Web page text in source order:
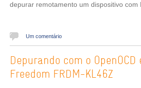
depurar remotamento um dispositivo com
Um comentário
Depurando com o OpenOCD
Freedom FRDM-KL46Z